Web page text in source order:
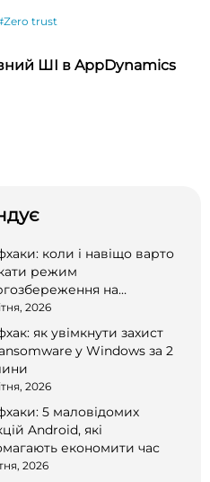
trust
ШІ в AppDynamics
коли і навіщо варто
режим
на
2026
як увімкнути захист
у Windows за 2
2026
5 маловідомих
Android, які
економити час
2026